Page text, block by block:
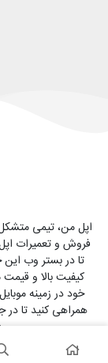
اپل من، تیمی
فروش و تعمیرات
تا در بستر وب
کیفیت بالا و
خود در زمینه
همراهی کنید تا در